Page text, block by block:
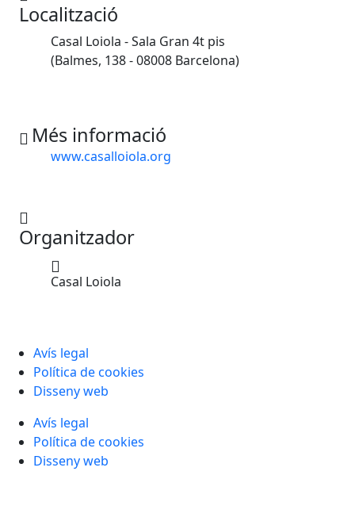
Localització
Casal Loiola - Sala Gran 4t pis
(Balmes, 138 - 08008 Barcelona)
Més informació
www.casalloiola.org
Organitzador
Casal Loiola
Avís legal
Política de cookies
Disseny web
Avís legal
Política de cookies
Disseny web